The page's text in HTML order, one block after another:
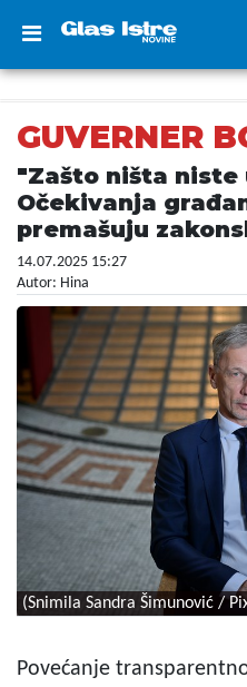
GUVERNER
"Zašto ništa niste
Očekivanja
premašuju
14.07.2025 15:27
Autor: Hina
(Snimila Sandra Šimunović /
Povećanje